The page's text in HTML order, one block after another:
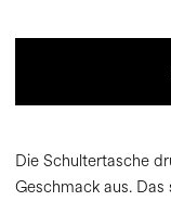
Die Schultertasche
Geschmack aus.